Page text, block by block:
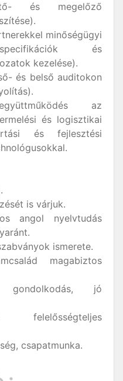
és megelőző
minőségügyi
és
kezelése).
és belső auditokon
az
és logisztikai
és fejlesztési
is várjuk.
angol nyelvtudás
ismerete.
magabiztos
gondolkodás, jó
csapatmunka.